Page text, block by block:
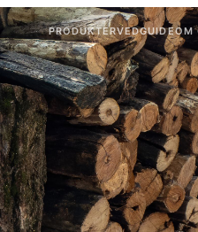
PRODUKTERVEDGUIDEOM